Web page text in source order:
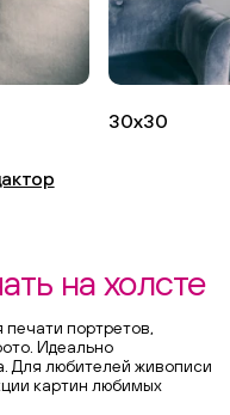
30х30
на холсте
портретов,
Идеально
Для любителей живописи
картин любимых